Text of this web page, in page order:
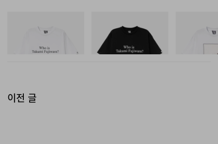
Billionaire Boys Club X Initial
D Cotton T-Shirt 3
Billionaire Boys Club X Initial
D Cotton T-Shirt 3
쇼핑하기
Billionaire
D Cotton T-
이전 글